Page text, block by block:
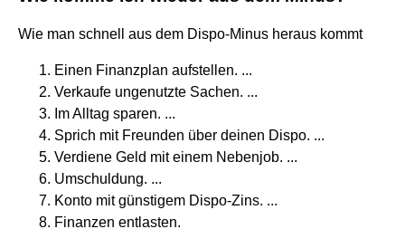
Wie man schnell aus dem Dispo-Minus heraus kommt
Einen Finanzplan aufstellen. ...
Verkaufe ungenutzte Sachen. ...
Im Alltag sparen. ...
Sprich mit Freunden über deinen Dispo. ...
Verdiene Geld mit einem Nebenjob. ...
Umschuldung. ...
Konto mit günstigem Dispo-Zins. ...
Finanzen entlasten.